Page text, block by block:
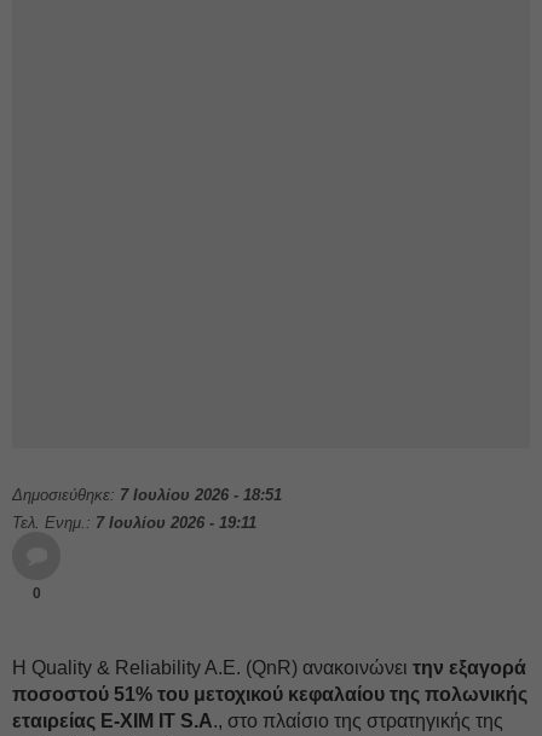
Δημοσιεύθηκε: 7 Ιουλίου 2026 - 18:51
Τελ. Ενημ.: 7 Ιουλίου 2026 - 19:11
0
Η Quality & Reliability A.E. (QnR) ανακοινώνει την εξαγορά
ποσοστού 51% του μετοχικού κεφαλαίου της πολωνικής
εταιρείας E-XIM IT S.A., στο πλαίσιο της στρατηγικής της